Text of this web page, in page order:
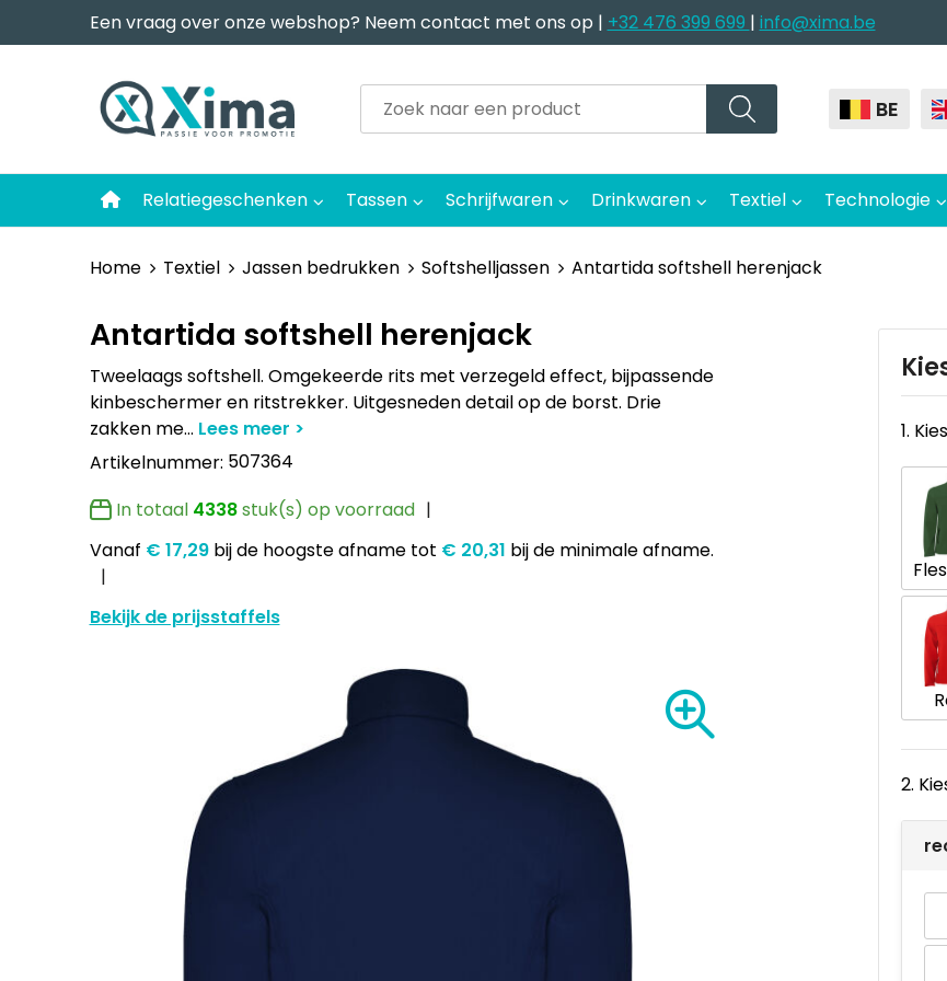
Een vraag over onze webshop? Neem contact met ons op | +32 476 399 699 | info@xima.be
BE
Relatiegeschenken Tassen Schrijfwaren Drinkwaren Textiel Technologie
Home Textiel Jassen bedrukken Softshelljassen Antartida softshell herenjack
Antartida softshell herenjack
Tweelaags softshell. Omgekeerde rits met verzegeld effect, bijpassende
kinbeschermer en ritstrekker. Uitgesneden detail op de borst. Drie
zakken me...
Artikelnummer: 507364
In totaal 4338stuk(s) op voorraad
Vanaf € 17,29 bij de hoogste afnametot € 20,31 bij de minimale afname.
Bekijk de prijsstaffels
1.
2.